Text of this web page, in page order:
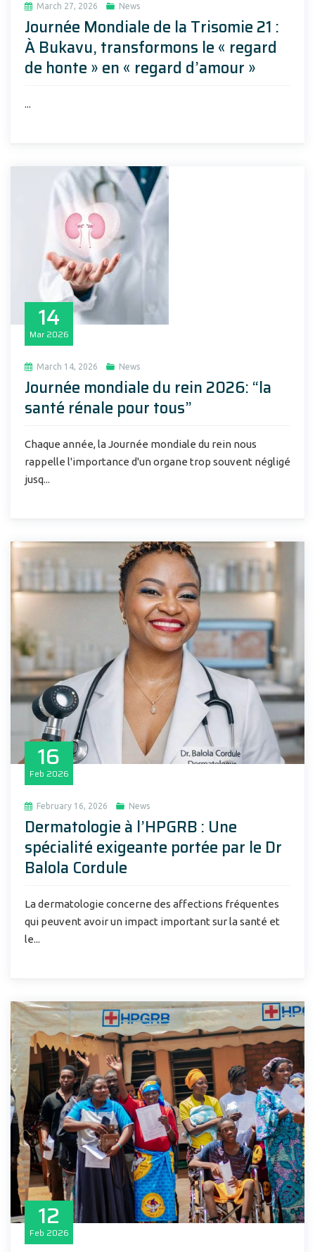
March 27, 2026 News
Journée Mondiale de la Trisomie 21 :
À Bukavu, transformons le « regard
de honte » en « regard d’amour »
...
14
Mar 2026
March 14, 2026 News
Journée mondiale du rein 2026: “la
santé rénale pour tous”
Chaque année, la Journée mondiale du rein nous
rappelle l'importance d'un organe trop souvent négligé
jusq...
16
Feb 2026
February 16, 2026 News
Dermatologie à l’HPGRB : Une
spécialité exigeante portée par le Dr
Balola Cordule
La dermatologie concerne des affections fréquentes
qui peuvent avoir un impact important sur la santé et
le...
12
Feb 2026